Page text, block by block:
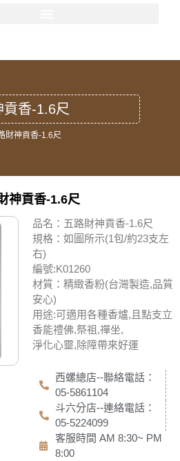
貢香-1.6尺
財神貢香-1.6尺
神貢香-1.6尺
品名：五路財神貢香-1.6尺
規格：如圖所示(1包/約23支左
右)
編號:K01260
材質：精緻香粉(台灣製造,品質
安心)
用途:可適用各種香爐,且點支立
香能禮佛,祭祖,禪坐,
淨化心靈,除障帶來好運
西螺總店--聯絡電話：
05-5861104
斗六分店--連絡電話：
05-5224099
客服時間 AM 8:30~ PM
8:00